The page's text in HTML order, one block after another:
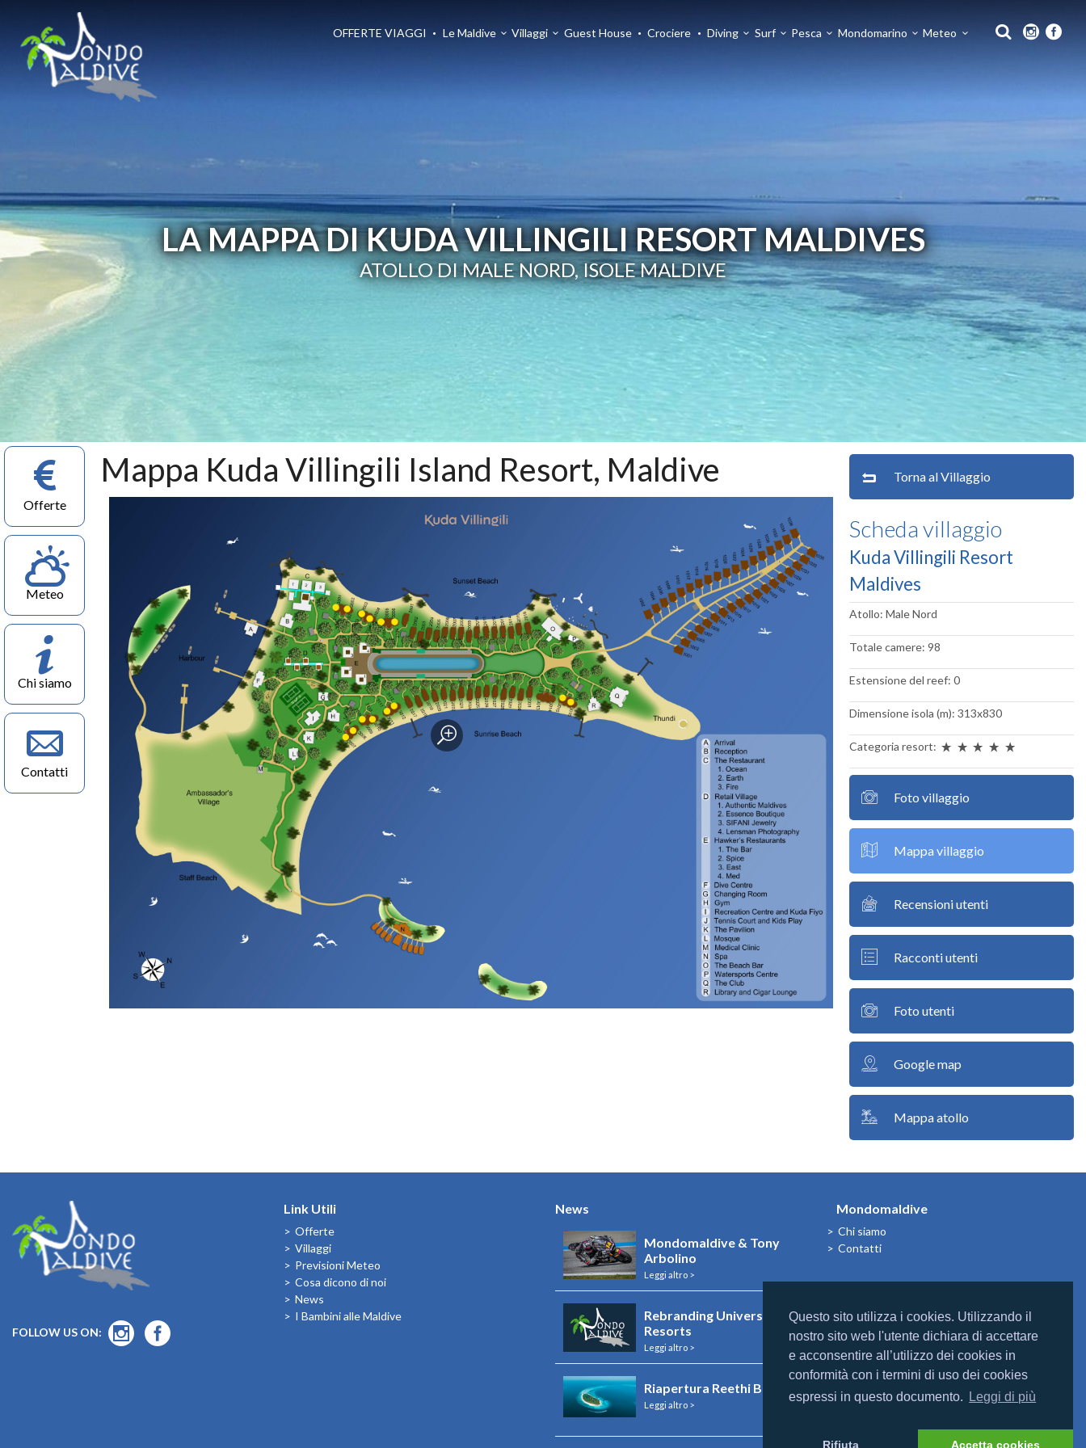
Questo sito utilizza i cookies. Utilizzando il
nostro sito web l'utente dichiara di accettare
e acconsentire all’utilizzo dei cookies in
conformità con i termini di uso dei cookies
espressi in questo documento.
Leggi di più
Rifiuta Accetta cookies
OFFERTE VIAGGI Le Maldive Villaggi Guest House Crociere Diving Surf Pesca Mondomarino Meteo
LA MAPPA DI KUDA VILLINGILI RESORT MALDIVES
ATOLLO DI MALE NORD, ISOLE MALDIVE
Offerte
Meteo
Chi siamo
Contatti
Torna al Villaggio
Scheda villaggio
Kuda Villingili Resort
Maldives
Atollo: Male Nord
Totale camere: 98
Estensione del reef: 0
Dimensione isola (m): 313x830
Categoria resort:
Foto villaggio
Mappa villaggio
Recensioni utenti
Racconti utenti
Foto utenti
Google map
Mappa atollo
Mappa Kuda Villingili Island Resort, Maldive
FOLLOW US ON:
Link Utili
Offerte
Villaggi
Previsioni Meteo
Cosa dicono di noi
News
I Bambini alle Maldive
News
Mondomaldive & Tony
Arbolino
Leggi altro >
Rebranding Universal
Resorts
Leggi altro >
Riapertura Reethi Beach
Leggi altro >
Mondomaldive
Chi siamo
Contatti